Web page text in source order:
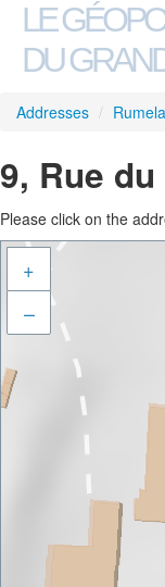
LE
DU
Addresses /
9, Rue
Please click on the
+
–